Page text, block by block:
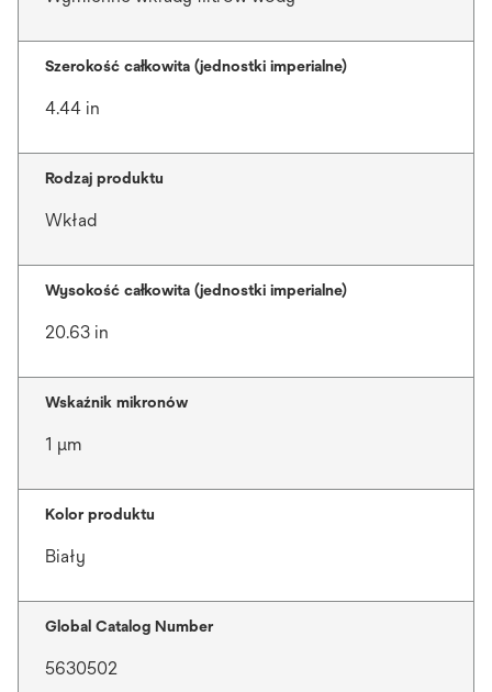
Szerokość całkowita (jednostki imperialne)
4.44 in
Rodzaj produktu
Wkład
Wysokość całkowita (jednostki imperialne)
20.63 in
Wskaźnik mikronów
1 μm
Kolor produktu
Biały
Global Catalog Number
5630502